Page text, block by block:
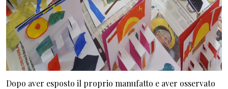
Dopo aver esposto il proprio manufatto e aver osservato